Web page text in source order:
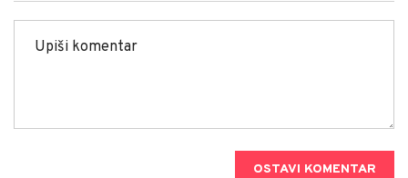
OSTAVI KOMENTAR